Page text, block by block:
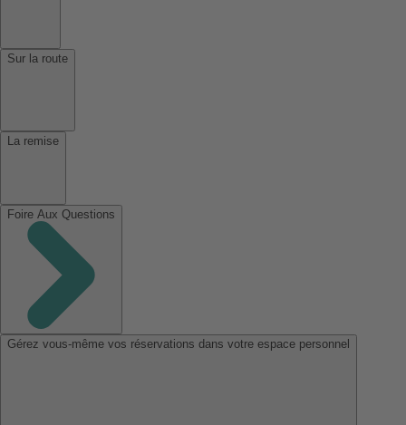
Sur la route
La remise
Foire Aux Questions
Gérez vous-même vos réservations dans votre espace personnel